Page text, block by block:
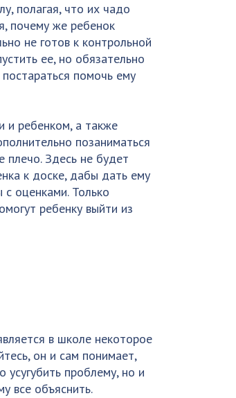
полагая, что их чадо
почему же ребенок
не готов к контрольной
ее, но обязательно
помочь ему
и ребенком, а также
позаниматься
Здесь не будет
к доске, дабы дать ему
оценками. Только
ребенку выйти из
в школе некоторое
он и сам понимает,
проблему, но и
все объяснить.